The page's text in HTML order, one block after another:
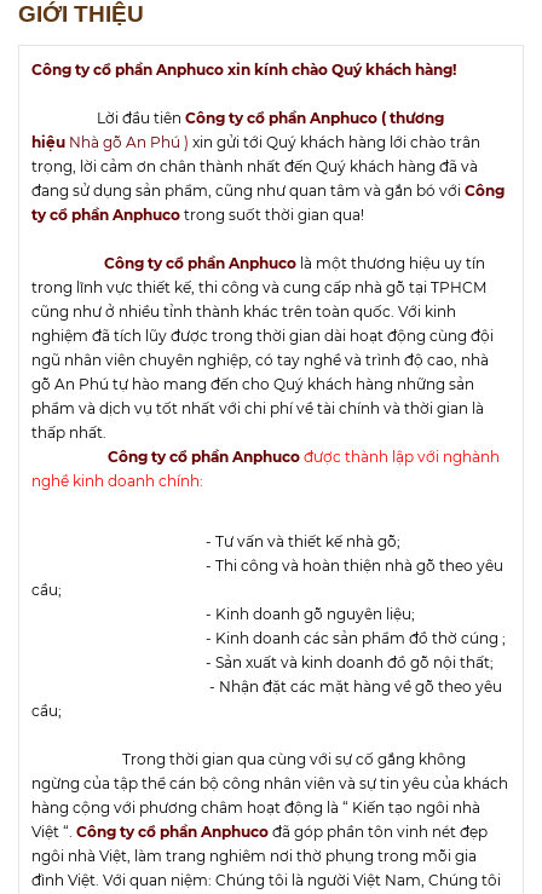
GIỚI THIỆU
Công ty cổ phần Anphuco xin kính chào Quý khách hàng!
Lời đầu tiên Công ty cổ phần Anphuco ( thương
hiệu Nhà gỗ An Phú ) xin gửi tới Quý khách hàng lới chào trân
trọng, lời cảm ơn chân thành nhất đến Quý khách hàng đã và
đang sử dụng sản phẩm, cũng như quan tâm và gắn bó với Công
ty cổ phần Anphuco trong suốt thời gian qua!
Công ty cổ phần Anphuco là một thương hiệu uy tín
trong lĩnh vực thiết kế, thi công và cung cấp nhà gỗ tại TPHCM
cũng như ở nhiều tỉnh thành khác trên toàn quốc. Với kinh
nghiệm đã tích lũy được trong thời gian dài hoạt động cùng đội
ngũ nhân viên chuyên nghiệp, có tay nghề và trình độ cao, nhà
gỗ An Phú tự hào mang đến cho Quý khách hàng những sản
phẩm và dịch vụ tốt nhất với chi phí về tài chính và thời gian là
thấp nhất.
Công ty cổ phần Anphuco được thành lập với nghành
nghề kinh doanh chính:
- Tư vấn và thiết kế nhà gỗ;
- Thi công và hoàn thiện nhà gỗ theo yêu
cầu;
- Kinh doanh gỗ nguyên liệu;
- Kinh doanh các sản phẩm đồ thờ cúng ;
- Sản xuất và kinh doanh đồ gỗ nội thất;
- Nhận đặt các mặt hàng về gỗ theo yêu
cầu;
Trong thời gian qua cùng với sự cố gắng không
ngừng của tập thể cán bộ công nhân viên và sự tin yêu của khách
hàng cộng với phương châm hoạt động là “ Kiến tạo ngôi nhà
Việt “. Công ty cổ phần Anphuco đã góp phần tôn vinh nét đẹp
ngôi nhà Việt, làm trang nghiêm nơi thờ phụng trong mỗi gia
đình Việt. Với quan niệm: Chúng tôi là người Việt Nam, Chúng tôi